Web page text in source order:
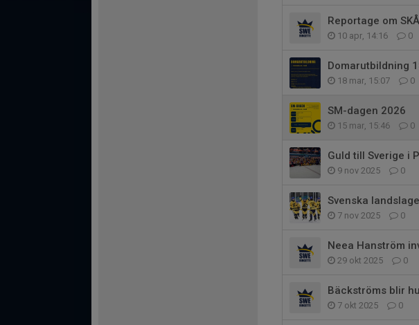
Reportage om
10 apr, 14:16 0
Domarutbildning
18 mar, 15:07 0
SM-dagen 2026
15 mar, 15:46 0
Guld till Sverige i
9 nov 2025 0
Svenska
7 nov 2025 0
Neea Hanström
29 okt 2025 0
Bäckströms blir
7 okt 2025 0